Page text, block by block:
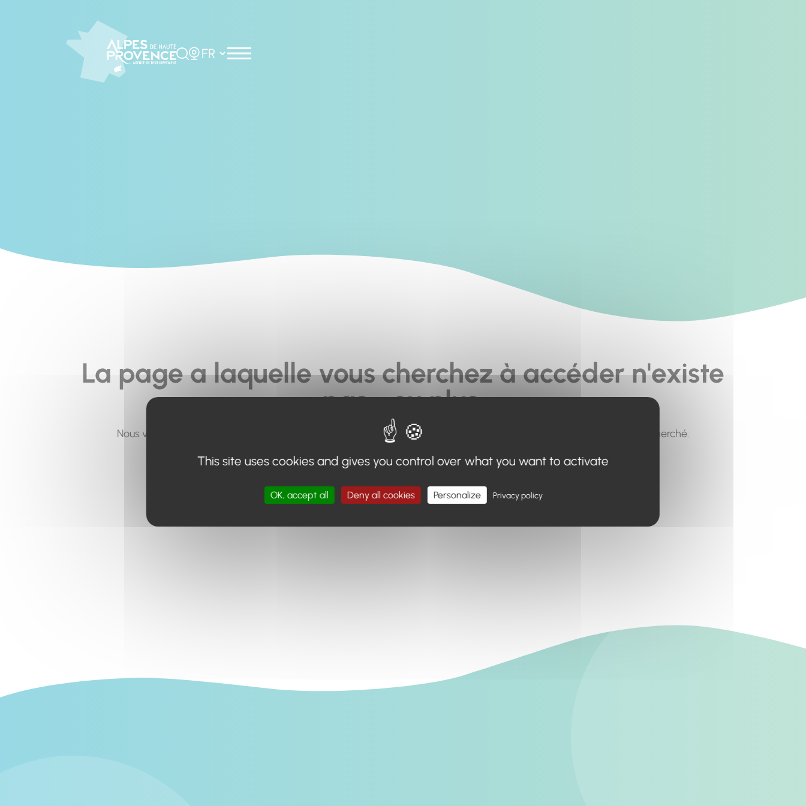
Rechercher
Choisir la langue
La page a laquelle vous cherchez à accéder n'existe
pas... ou plus.
Nous vous invitons à utiliser le moteur de recherche en haut de page, ou à utiliser le menu pour trouver le contenu recherché.
Retour à l'accueil
This site uses cookies and gives you control over what you want to activate
OK, accept all Deny all cookies Personalize Privacy policy